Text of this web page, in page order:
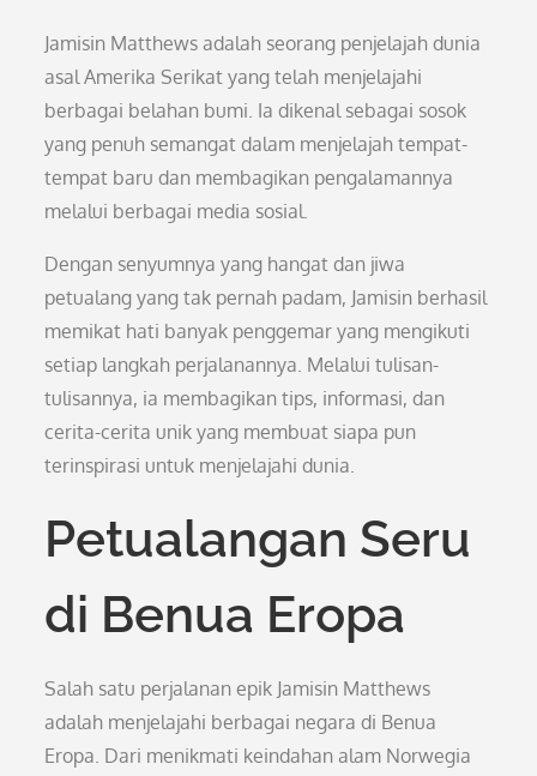
Jamisin Matthews adalah seorang penjelajah dunia
asal Amerika Serikat yang telah menjelajahi
berbagai belahan bumi. Ia dikenal sebagai sosok
yang penuh semangat dalam menjelajah tempat-
tempat baru dan membagikan pengalamannya
melalui berbagai media sosial.
Dengan senyumnya yang hangat dan jiwa
petualang yang tak pernah padam, Jamisin berhasil
memikat hati banyak penggemar yang mengikuti
setiap langkah perjalanannya. Melalui tulisan-
tulisannya, ia membagikan tips, informasi, dan
cerita-cerita unik yang membuat siapa pun
terinspirasi untuk menjelajahi dunia.
Petualangan Seru
di Benua Eropa
Salah satu perjalanan epik Jamisin Matthews
adalah menjelajahi berbagai negara di Benua
Eropa. Dari menikmati keindahan alam Norwegia